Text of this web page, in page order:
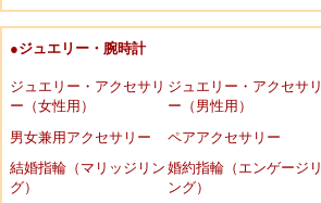
●ジュエリー・腕時計
ジュエリー・アクセサリ
ー（女性用）
ジュエリー・アクセサリ
ー（男性用）
男女兼用アクセサリー
ペアアクセサリー
結婚指輪（マリッジリン
グ）
婚約指輪（エンゲージリ
ング）